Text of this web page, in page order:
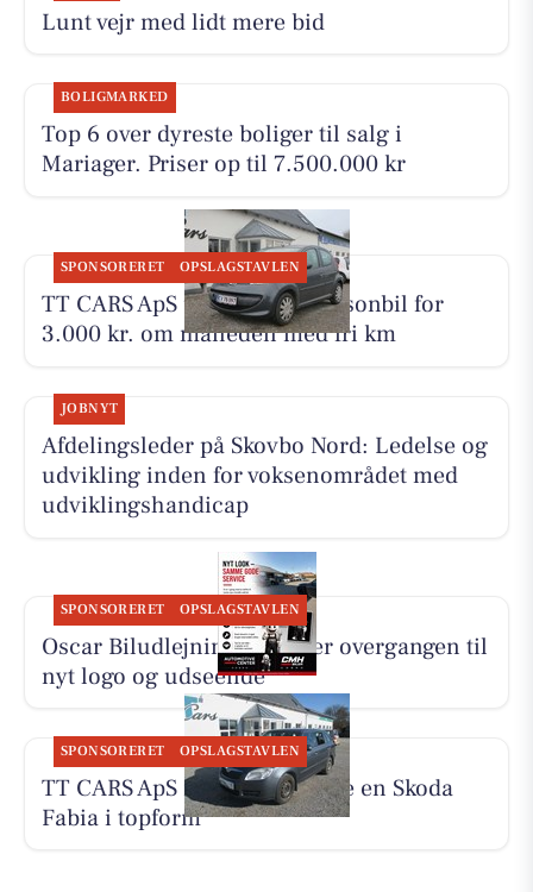
Lunt vejr med lidt mere bid
BOLIGMARKED
Top 6 over dyreste boliger til salg i
Mariager. Priser op til 7.500.000 kr
SPONSORERET OPSLAGSTAVLEN
TT CARS ApS udlejer lille personbil for
3.000 kr. om måneden med fri km
JOBNYT
Afdelingsleder på Skovbo Nord: Ledelse og
udvikling inden for voksenområdet med
udviklingshandicap
SPONSORERET OPSLAGSTAVLEN
Oscar Biludlejning forklarer overgangen til
nyt logo og udseende
SPONSORERET OPSLAGSTAVLEN
TT CARS ApS inviterer til at se en Skoda
Fabia i topform